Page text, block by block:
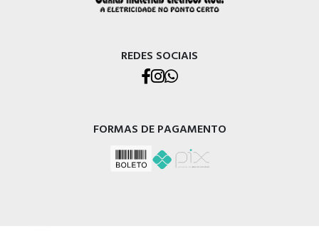
REDES SOCIAIS
FORMAS DE PAGAMENTO